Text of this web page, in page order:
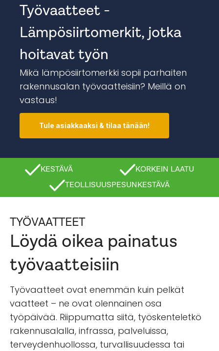
Työvaatteet -
Lämpösiirtomerkit, jotka
hoitavat työn
Mikä lämpösiirtomerkki sopii parhaiten
rakennusalan työvaatteisiin? Meillä on
vastaus!
Tule asiakkaaksi & tilaa tänään!
KESTÄVÄ
KORKEIN LAATU
TEOLLISUUSPESUNKESTÄVÄ
TYÖVAATTEET
Löydä oikea painatus
työvaatteisiin
Työvaatteet ovat enemmän kuin pelkät
vaatteet – ne ovat olennainen osa
työpäivää. Riippumatta siitä, työskenteletkö
rakennusalalla, infrassa, palveluissa,
terveydenhuollossa, turvallisuudessa tai